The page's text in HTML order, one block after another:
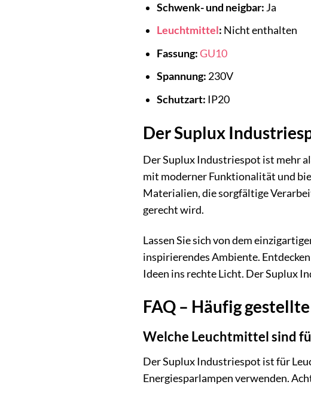
Schwenk- und neigbar: Ja
Leuchtmittel: Nicht enthalten
Fassung:GU10
Spannung: 230V
Schutzart: IP20
Der Suplux
Der Suplux Industriespot ist mehr
mit moderner Funktionalität und
Materialien, die sorgfältige
gerecht wird.
Lassen Sie sich von dem
inspirierendes Ambiente.
Ideen ins rechte Licht. Der Suplux
FAQ – Häufig
Welche Leuchtmittel sind
Der Suplux Industriespot ist für
Energiesparlampen verwenden.